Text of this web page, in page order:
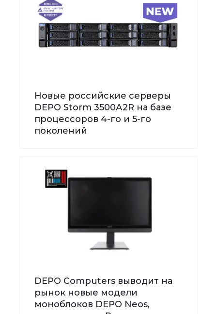
Новые российские серверы
DEPO Storm 3500А2R на базе
процессоров 4-го и 5-го
поколений
DEPO Computers выводит на
рынок новые модели
моноблоков DEPO Neos,